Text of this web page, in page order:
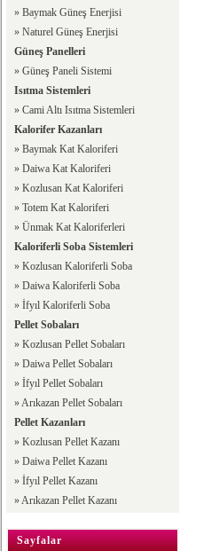
» Baymak Güneş Enerjisi
» Naturel Güneş Enerjisi
Güneş Panelleri
» Güneş Paneli Sistemi
Isıtma Sistemleri
» Cami Altı Isıtma Sistemleri
Kalorifer Kazanları
» Baymak Kat Kaloriferi
» Daiwa Kat Kaloriferi
» Kozlusan Kat Kaloriferi
» Totem Kat Kaloriferi
» Ünmak Kat Kaloriferleri
Kaloriferli Soba Sistemleri
» Kozlusan Kaloriferli Soba
» Daiwa Kaloriferli Soba
» İfyıl Kaloriferli Soba
Pellet Sobaları
» Kozlusan Pellet Sobaları
» Daiwa Pellet Sobaları
» İfyıl Pellet Sobaları
»Arıkazan Pellet Sobaları
Pellet Kazanları
» Kozlusan Pellet Kazanı
» Daiwa Pellet Kazanı
» İfyıl Pellet Kazanı
»Arıkazan Pellet Kazanı
Sayfalar